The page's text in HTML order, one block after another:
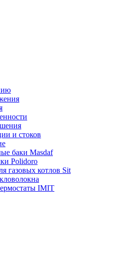
и стоков
баки Masdaf
Polidoro
газовых котлов Sit
IMIT